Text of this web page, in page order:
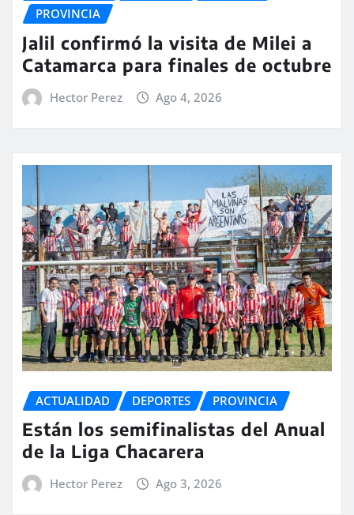
PROVINCIA
Jalil confirmó la visita de Milei a
Catamarca para finales de octubre
Hector Perez Ago 4, 2026
ACTUALIDAD DEPORTES PROVINCIA
Están los semifinalistas del Anual
de la Liga Chacarera
Hector Perez Ago 3, 2026